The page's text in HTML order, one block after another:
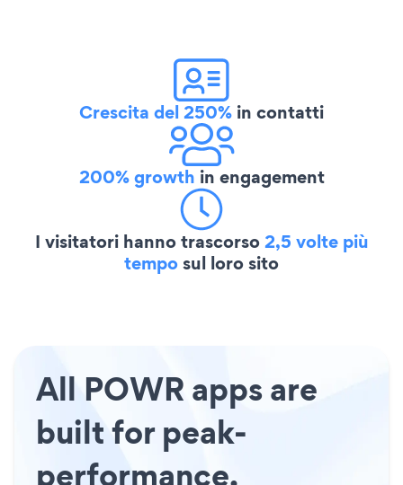
Crescita del 250% in contatti
200% growth in engagement
I visitatori hanno trascorso2,5 volte più
temposul loro sito
All POWR apps are
built for peak-
performance.